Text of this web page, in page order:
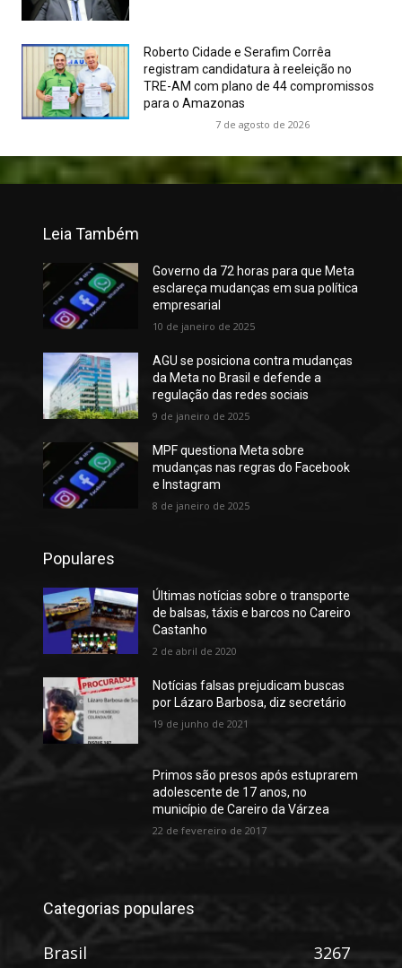
Roberto Cidade e Serafim Corrêa
registram candidatura à reeleição no
TRE-AM com plano de 44 compromissos
para o Amazonas
7 de agosto de 2026
Leia Também
Governo da 72 horas para que Meta
esclareça mudanças em sua política
empresarial
10 de janeiro de 2025
AGU se posiciona contra mudanças
da Meta no Brasil e defende a
regulação das redes sociais
9 de janeiro de 2025
MPF questiona Meta sobre
mudanças nas regras do Facebook
e Instagram
8 de janeiro de 2025
Populares
Últimas notícias sobre o transporte
de balsas, táxis e barcos no Careiro
Castanho
2 de abril de 2020
Notícias falsas prejudicam buscas
por Lázaro Barbosa, diz secretário
19 de junho de 2021
Primos são presos após estuprarem
adolescente de 17 anos, no
município de Careiro da Várzea
22 de fevereiro de 2017
Categorias populares
Brasil
3267